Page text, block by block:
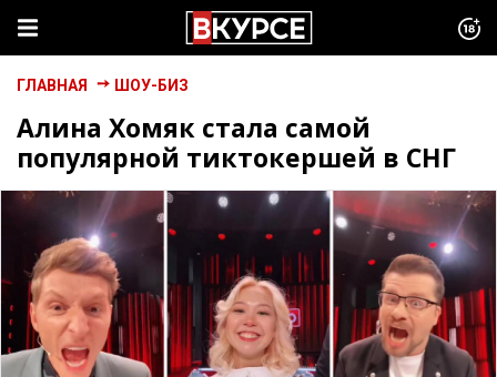
ГЛАВНАЯ ШОУ-БИЗ
Алина Хомяк стала самой
популярной тиктокершей в СНГ